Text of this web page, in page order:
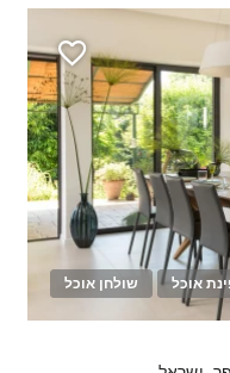
אוכל שולחן אוכל